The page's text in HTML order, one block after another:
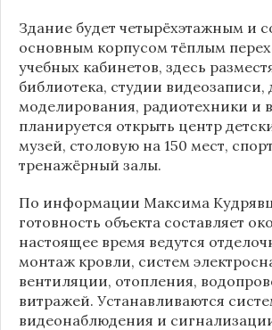
Здание будет четырёхэтажным и
основным корпусом тёплым
учебных кабинетов, здесь
библиотека, студии видеозаписи,
моделирования, радиотехники и
планируется открыть центр
музей, столовую на 150 мест,
тренажёрный залы.
По информации Максима
готовность объекта составляет
настоящее время ведутся
монтаж кровли, систем
вентиляции, отопления,
витражей. Устанавливаются
видеонаблюдения и